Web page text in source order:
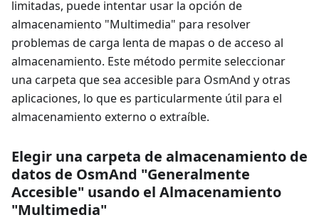
limitadas, puede intentar usar la opción de
almacenamiento "Multimedia" para resolver
problemas de carga lenta de mapas o de acceso al
almacenamiento. Este método permite seleccionar
una carpeta que sea accesible para OsmAnd y otras
aplicaciones, lo que es particularmente útil para el
almacenamiento externo o extraíble.
Elegir una carpeta de almacenamiento de
datos de OsmAnd "Generalmente
Accesible" usando el Almacenamiento
"Multimedia"